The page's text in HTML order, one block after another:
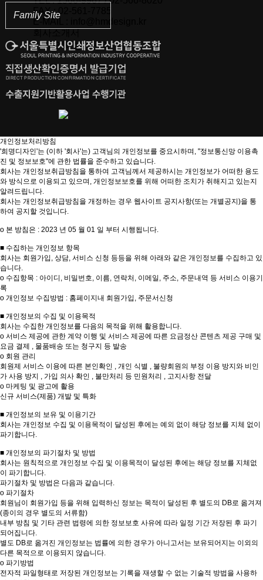
FAX : 02-561-7785
E-MAIL : info@hmdesign.kr
카카오톡 상담문의
Family Site
개인정보처리방침
'희명디자인'는 (이하 '회사'는) 고객님의 개인정보를 중요시하며, "정보통신망 이용촉
진 및 정보보호"에 관한 법률을 준수하고 있습니다.
회사는 개인정보취급방침을 통하여 고객님께서 제공하시는 개인정보가 어떠한 용도
와 방식으로 이용되고 있으며, 개인정보보호를 위해 어떠한 조치가 취해지고 있는지
알려드립니다.
회사는 개인정보취급방침을 개정하는 경우 웹사이트 공지사항(또는 개별공지)을 통
하여 공지할 것입니다.
ο 본 방침은 : 2023 년 05 월 01 일 부터 시행됩니다.
■ 수집하는 개인정보 항목
회사는 회원가입, 상담, 서비스 신청 등등을 위해 아래와 같은 개인정보를 수집하고 있
습니다.
ο 수집항목 : 아이디, 비밀번호, 이름, 연락처, 이메일, 주소, 주문내역 등 서비스 이용기
록
ο 개인정보 수집방법 : 홈페이지내 회원가입, 주문서신청
■ 개인정보의 수집 및 이용목적
회사는 수집한 개인정보를 다음의 목적을 위해 활용합니다.
ο 서비스 제공에 관한 계약 이행 및 서비스 제공에 따른 요금정산 콘텐츠 제공 구매 및
요금 결제 , 물품배송 또는 청구지 등 발송
ο 회원 관리
회원제 서비스 이용에 따른 본인확인 , 개인 식별 , 불량회원의 부정 이용 방지와 비인
가 사용 방지 , 가입 의사 확인 , 불만처리 등 민원처리 , 고지사항 전달
ο 마케팅 및 광고에 활용
신규 서비스(제품) 개발 및 특화
■ 개인정보의 보유 및 이용기간
회사는 개인정보 수집 및 이용목적이 달성된 후에는 예외 없이 해당 정보를 지체 없이
파기합니다.
■ 개인정보의 파기절차 및 방법
회사는 원칙적으로 개인정보 수집 및 이용목적이 달성된 후에는 해당 정보를 지체없
이 파기합니다.
파기절차 및 방법은 다음과 같습니다.
ο 파기절차
회원님이 회원가입 등을 위해 입력하신 정보는 목적이 달성된 후 별도의 DB로 옮겨져
(종이의 경우 별도의 서류함)
내부 방침 및 기타 관련 법령에 의한 정보보호 사유에 따라 일정 기간 저장된 후 파기
되어집니다.
별도 DB로 옮겨진 개인정보는 법률에 의한 경우가 아니고서는 보유되어지는 이외의
다른 목적으로 이용되지 않습니다.
ο 파기방법
전자적 파일형태로 저장된 개인정보는 기록을 재생할 수 없는 기술적 방법을 사용하